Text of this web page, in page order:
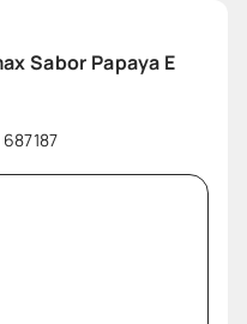
Sabor Papaya E
687187